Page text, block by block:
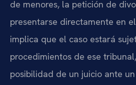
de menores, la petición de
presentarse directamente en
implica que el caso estará
procedimientos de ese
posibilidad de un juicio ante